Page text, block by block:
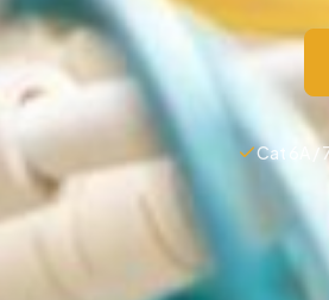
Cat 6A /